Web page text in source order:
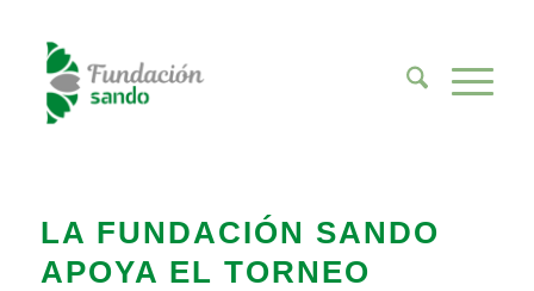
LA FUNDACIÓN SANDO
APOYA EL TORNEO